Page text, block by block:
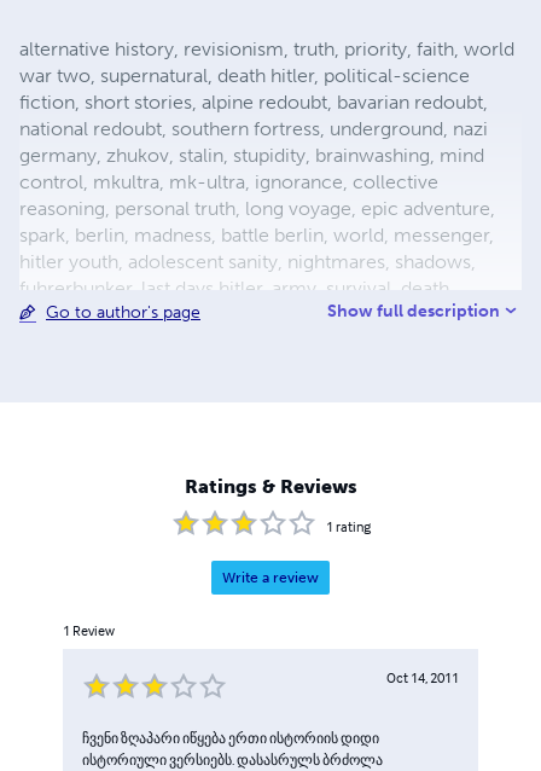
alternative history, revisionism, truth, priority, faith, world
war two, supernatural, death hitler, political-science
fiction, short stories, alpine redoubt, bavarian redoubt,
national redoubt, southern fortress, underground, nazi
germany, zhukov, stalin, stupidity, brainwashing, mind
control, mkultra, mk-ultra, ignorance, collective
reasoning, personal truth, long voyage, epic adventure,
spark, berlin, madness, battle berlin, world, messenger,
hitler youth, adolescent sanity, nightmares, shadows,
fuhrerbunker, last days hitler, army, survival, death,
mortality, reich chancellery, drunk guard, dealing with
forgiveness, esp, breakthrough, surrender, slavery,
holocaust, defensive positions, ration
Go to author's page Show full description
Ratings & Reviews
1 rating
Write a review
1 Review
Oct 14, 2011
ჩვენი ზღაპარი იწყება ერთი ისტორიის დიდი
ისტორიული ვერსიებს. დასასრულს ბრძოლა